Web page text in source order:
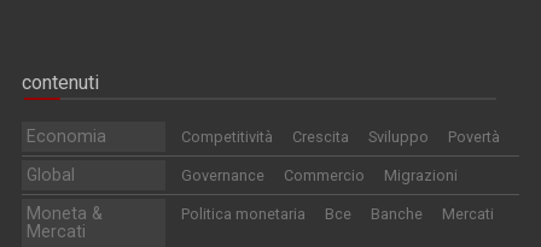
contenuti
Economia Competitività Crescita Sviluppo Povertà
Global Governance Commercio Migrazioni
Moneta &
Mercati
Politica monetaria Bce Banche Mercati